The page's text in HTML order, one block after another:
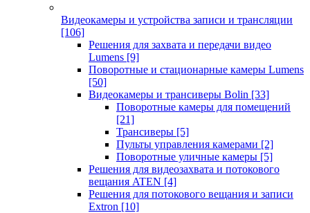
Видеокамеры и устройства записи и трансляции
[106]
Решения для захвата и передачи видео
Lumens [9]
Поворотные и стационарные камеры Lumens
[50]
Видеокамеры и трансиверы Bolin [33]
Поворотные камеры для помещений
[21]
Трансиверы [5]
Пульты управления камерами [2]
Поворотные уличные камеры [5]
Решения для видеозахвата и потокового
вещания ATEN [4]
Решения для потокового вещания и записи
Extron [10]